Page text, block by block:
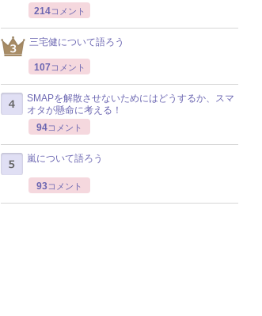
214コメント
三宅健について語ろう
107 コメント
SMAPを解散させないためにはどうするか、スマ
オタが懸命に考える！
94コメント
嵐について語ろう
93コメント